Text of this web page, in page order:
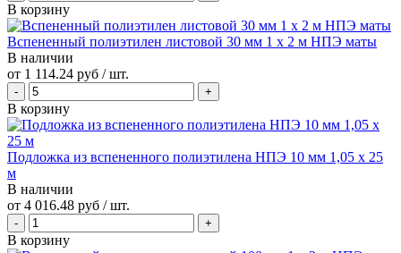
В корзину
Вспененный полиэтилен листовой 30 мм 1 х 2 м НПЭ маты
В наличии
от 1 114.24 руб / шт.
В корзину
Подложка из вспененного полиэтилена НПЭ 10 мм 1,05 х 25
м
В наличии
от 4 016.48 руб / шт.
В корзину